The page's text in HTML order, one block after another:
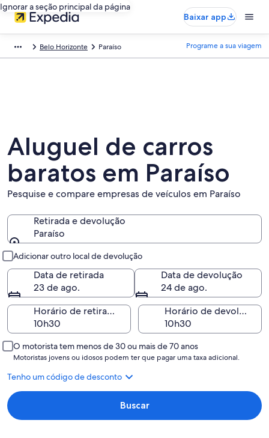
Ignorar a seção principal da página
Baixar app
Belo Horizonte Paraíso Programe a sua viagem
Aluguel de carros
baratos em Paraíso
Pesquise e compare empresas de veículos em Paraíso
Retirada e devolução
Paraíso
Adicionar outro local de devolução
Data de retirada
23 de ago.
Data de devolução
24 de ago.
Horário de retirada
Horário de devolução
O motorista tem menos de 30 ou mais de 70 anos
Motoristas jovens ou idosos podem ter que pagar uma taxa adicional.
Tenho um código de desconto
Buscar